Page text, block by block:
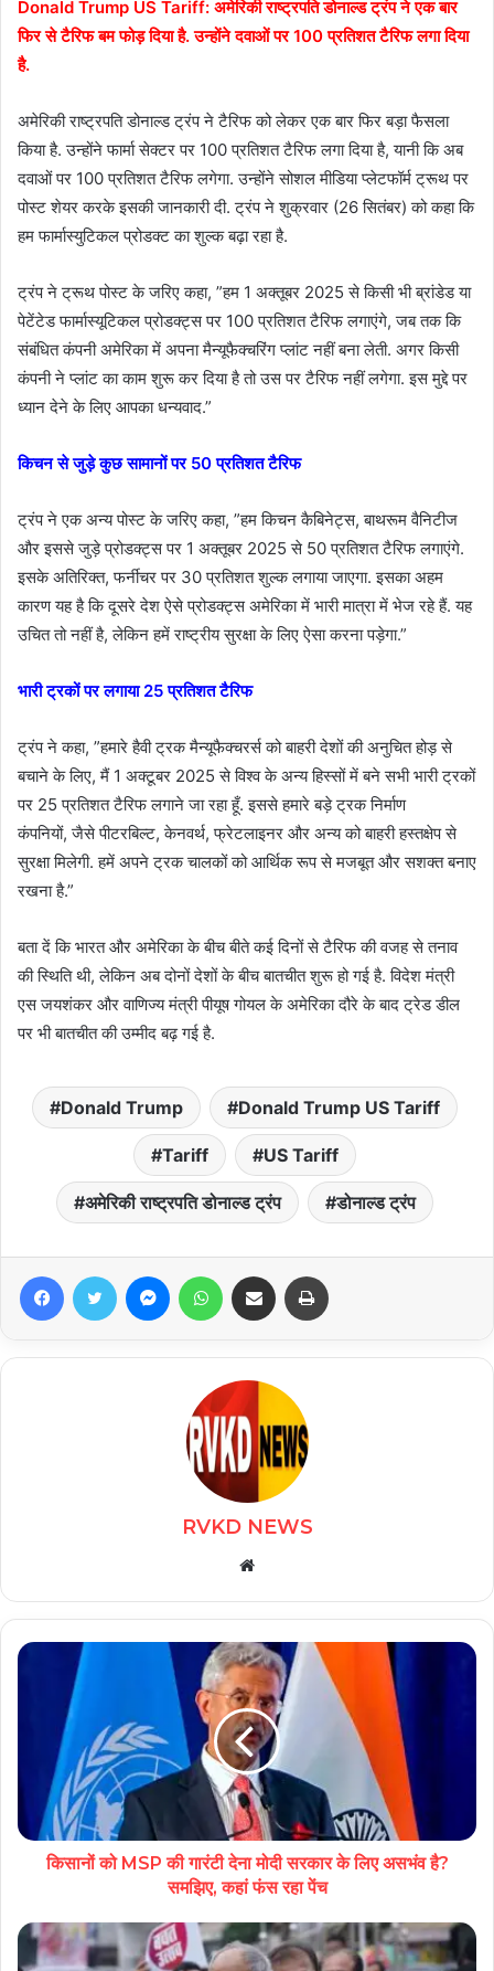
Donald Trump US Tariff: अमेरिकी राष्ट्रपति डोनाल्ड ट्रंप ने एक बार
फिर से टैरिफ बम फोड़ दिया है. उन्होंने दवाओं पर 100 प्रतिशत टैरिफ लगा दिया
है.
अमेरिकी राष्ट्रपति डोनाल्ड ट्रंप ने टैरिफ को लेकर एक बार फिर बड़ा फैसला
किया है. उन्होंने फार्मा सेक्टर पर 100 प्रतिशत टैरिफ लगा दिया है, यानी कि अब
दवाओं पर 100 प्रतिशत टैरिफ लगेगा. उन्होंने सोशल मीडिया प्लेटफॉर्म ट्रूथ पर
पोस्ट शेयर करके इसकी जानकारी दी. ट्रंप ने शुक्रवार (26 सितंबर) को कहा कि
हम फार्मास्युटिकल प्रोडक्ट का शुल्क बढ़ा रहा है.
ट्रंप ने ट्रूथ पोस्ट के जरिए कहा, ”हम 1 अक्तूबर 2025 से किसी भी ब्रांडेड या
पेटेंटेड फार्मास्यूटिकलप्रोडक्ट्सपर 100 प्रतिशत टैरिफ लगाएंगे, जब तक कि
संबंधित कंपनी अमेरिका में अपना मैन्यूफैक्चरिंग प्लांट नहीं बना लेती. अगर किसी
कंपनी ने प्लांट का काम शुरू कर दिया है तो उस पर टैरिफ नहीं लगेगा. इस मुद्दे पर
ध्यान देने के लिए आपका धन्यवाद.”
किचन से जुड़े कुछ सामानों पर 50 प्रतिशत टैरिफ
ट्रंप ने एक अन्य पोस्ट के जरिए कहा, ”हम किचन कैबिनेट्स, बाथरूम वैनिटीज
और इससे जुड़ेप्रोडक्ट्सपर 1 अक्तूबर 2025 से 50 प्रतिशत टैरिफ लगाएंगे.
इसके अतिरिक्त, फर्नीचर पर 30 प्रतिशत शुल्क लगाया जाएगा. इसका अहम
कारण यह है कि दूसरे देश ऐसेप्रोडक्ट्सअमेरिका में भारी मात्रा में भेज रहे हैं. यह
उचित तो नहीं है, लेकिन हमें राष्ट्रीय सुरक्षा के लिए ऐसा करना पड़ेगा.”
भारी ट्रकों पर लगाया 25 प्रतिशत टैरिफ
ट्रंप ने कहा, ”हमारे हैवी ट्रक मैन्यूफैक्चरर्स को बाहरी देशों की अनुचित होड़ से
बचाने के लिए, मैं 1 अक्टूबर 2025 से विश्व के अन्य हिस्सों में बने सभी भारी ट्रकों
पर 25 प्रतिशत टैरिफ लगाने जा रहा हूँ. इससे हमारे बड़े ट्रक निर्माण
कंपनियों, जैसे पीटरबिल्ट, केनवर्थ,फ्रेटलाइनर और अन्य को बाहरी हस्तक्षेप से
सुरक्षा मिलेगी. हमें अपने ट्रक चालकों को आर्थिक रूप से मजबूत और सशक्त बनाए
रखना है.”
बता दें कि भारत और अमेरिका के बीच बीते कई दिनों से टैरिफ की वजह से तनाव
की स्थिति थी, लेकिन अब दोनों देशों के बीच बातचीत शुरू हो गई है. विदेश मंत्री
एस जयशंकर और वाणिज्य मंत्री पीयूष गोयल के अमेरिका दौरे के बाद ट्रेड डील
पर भी बातचीत की उम्मीद बढ़ गई है.
Donald Trump Donald Trump US Tariff
Tariff US Tariff
अमेरिकी राष्ट्रपति डोनाल्ड ट्रंप डोनाल्ड ट्रंप
FacebookTwitter MessengerWhatsAppShare via Email
RVKD NEWS
Website
किसानों को MSP की गारंटी देना मोदी सरकार के लिए असभंव है?
समझिए, कहां फंस रहा पेंच